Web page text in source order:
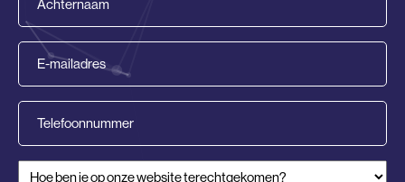
(Vereist)
(Vereist)
Hoe ben je op onze website terechtgekomen?